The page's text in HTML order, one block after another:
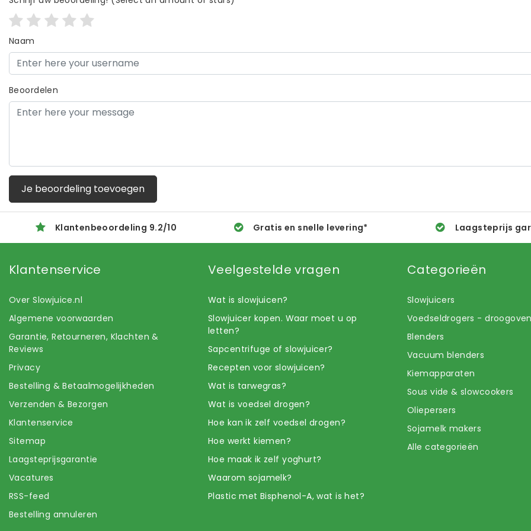
Naam
Beoordelen
Je beoordeling toevoegen
Klantenbeoordeling 9.2/10 Gratis en snelle levering* Laagsteprijs
Klantenservice
Over Slowjuice.nl
Algemene voorwaarden
Garantie, Retourneren, Klachten &
Reviews
Privacy
Bestelling & Betaalmogelijkheden
Verzenden & Bezorgen
Klantenservice
Sitemap
Laagsteprijsgarantie
Vacatures
RSS-feed
Bestelling annuleren
Veelgestelde vragen
Wat is slowjuicen?
Slowjuicer kopen. Waar moet u op
letten?
Sapcentrifuge of slowjuicer?
Recepten voor slowjuicen?
Wat is tarwegras?
Wat is voedsel drogen?
Hoe kan ik zelf voedsel drogen?
Hoe werkt kiemen?
Hoe maak ik zelf yoghurt?
Waarom sojamelk?
Plastic met Bisphenol-A, wat is het?
Categorieën
Slowjuicers
Voedseldrogers -
Blenders
Vacuum blenders
Kiemapparaten
Sous vide & slowcookers
Oliepersers
Sojamelk makers
Alle categorieën